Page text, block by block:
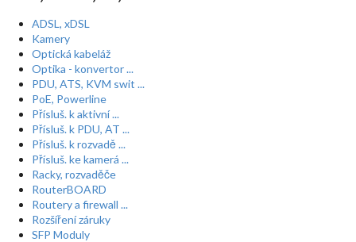
ADSL, xDSL
Kamery
Optická kabeláž
Optika - konvertor ...
PDU, ATS, KVM swit ...
PoE, Powerline
Přísluš. k aktivní ...
Přísluš. k PDU, AT ...
Přísluš. k rozvadě ...
Přísluš. ke kamerá ...
Racky, rozvaděče
RouterBOARD
Routery a firewall ...
Rozšíření záruky
SFP Moduly